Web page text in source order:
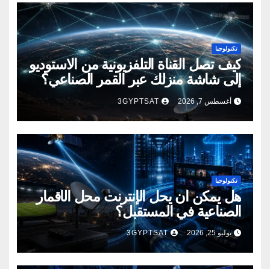
تكنولوجيا
كيف تصل القناة التلفزيونية من الاستوديو
إلى شاشة منزلك عبر القمر الصناعي؟
أغسطس 7, 2026 3GYPTSAT
تكنولوجيا
هل يمكن أن يحل الإنترنت محل الأقمار
الصناعية في المستقبل؟
يوليو 25, 2026 3GYPTSAT